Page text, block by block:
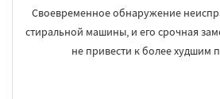
Своевременное обнаружение
стиральной машины, и его срочная
не привести к более худшим